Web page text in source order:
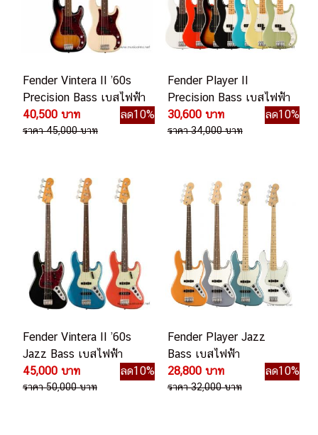
Fender Vintera II ’60s
Precision Bass เบสไฟฟ้า
40,500 บาท
ลด10%
ราคา 45,000 บาท
Fender Player II
Precision Bass เบสไฟฟ้า
30,600 บาท
ลด10%
ราคา 34,000 บาท
Fender Vintera II ’60s
Jazz Bass เบสไฟฟ้า
45,000 บาท
ลด10%
ราคา 50,000 บาท
Fender Player Jazz
Bass เบสไฟฟ้า
28,800 บาท
ลด10%
ราคา 32,000 บาท